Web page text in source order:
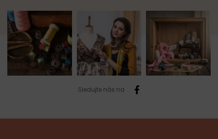
Sledujte nás na